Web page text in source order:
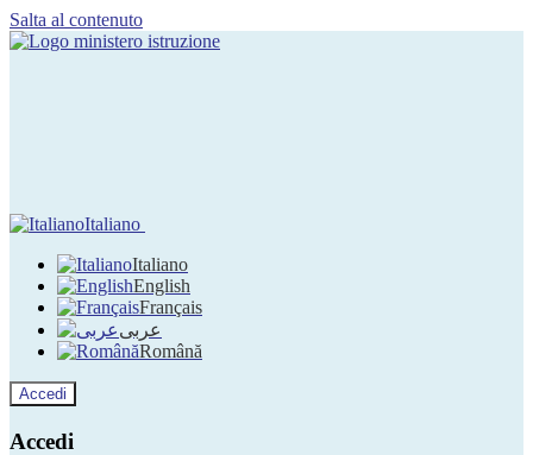
Salta al contenuto
Italiano
Italiano
English
Français
عربى
Română
Accedi
Accedi